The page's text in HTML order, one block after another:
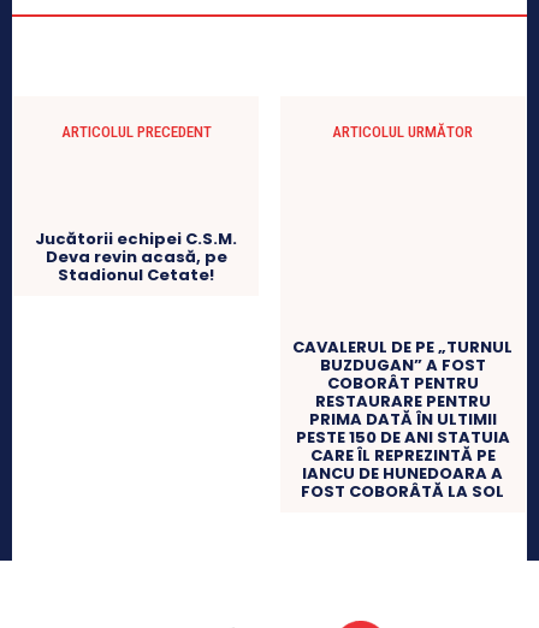
ARTICOLUL PRECEDENT
Jucătorii echipei C.S.M.
Deva revin acasă, pe
Stadionul Cetate!
ARTICOLUL URMĂTOR
CAVALERUL DE PE „TURNUL
BUZDUGAN” A FOST
COBORÂT PENTRU
RESTAURARE PENTRU
PRIMA DATĂ ÎN ULTIMII
PESTE 150 DE ANI STATUIA
CARE ÎL REPREZINTĂ PE
IANCU DE HUNEDOARA A
FOST COBORÂTĂ LA SOL